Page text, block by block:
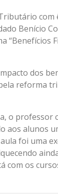
Benício
“Benefícios
dos
reforma
o professor
aos alunos
foi uma
com os